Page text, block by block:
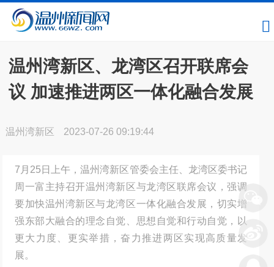
温州湾新区、龙湾区召开联席会
议 加速推进两区一体化融合发展
温州湾新区 2023-07-26 09:19:44
7月25日上午，温州湾新区管委会主任、龙湾区委书记
周一富主持召开温州湾新区与龙湾区联席会议，强调
要加快温州湾新区与龙湾区一体化融合发展，切实增
强东部大融合的理念自觉、思想自觉和行动自觉，以
更大力度、更实举措，奋力推进两区实现高质量发
展。